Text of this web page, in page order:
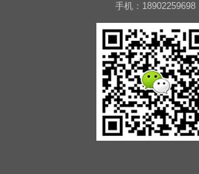
手机：18902259698